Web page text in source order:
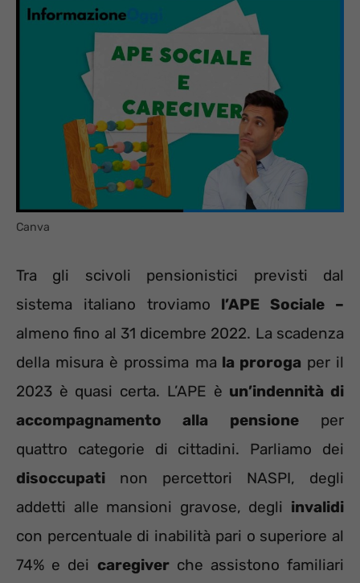
Canva
Tra gli scivoli pensionistici previsti dal
sistema italiano troviamo l’APE Sociale –
almeno fino al 31 dicembre 2022. La scadenza
della misura è prossima ma la proroga per il
2023 è quasi certa. L’APE è un’indennità di
accompagnamento alla pensioneper
quattro categorie di cittadini. Parliamo dei
disoccupati non percettori NASPI, degli
addetti alle mansioni gravose, degli invalidi
con percentuale di inabilità pari o superiore al
74% e dei caregiverche assistono familiari